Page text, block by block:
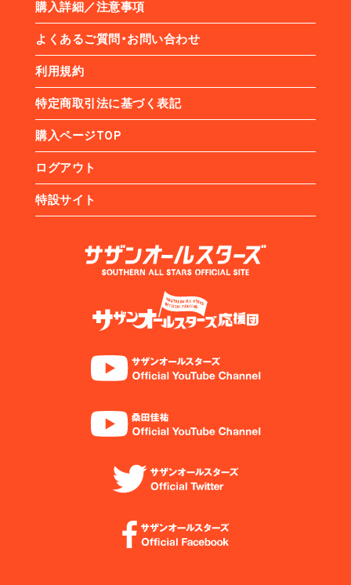
購入詳細／注意事項
よくあるご質問・お問い合わせ
利用規約
特定商取引法に基づく表記
購入ページTOP
ログアウト
特設サイト